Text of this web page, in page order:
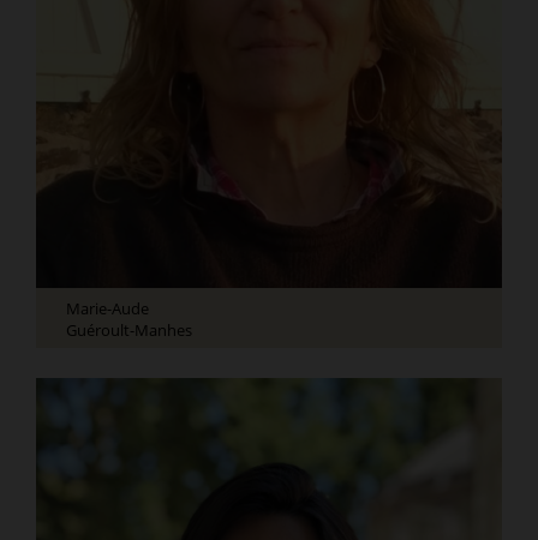
Marie-Aude
Guéroult-Manhes